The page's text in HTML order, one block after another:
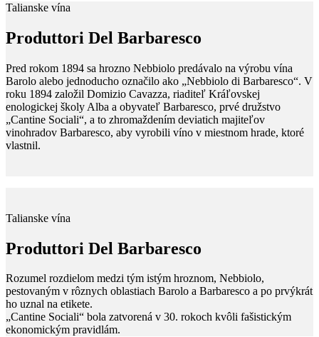
Talianske vína
Produttori Del Barbaresco
Pred rokom 1894 sa hrozno Nebbiolo predávalo na výrobu vína
Barolo alebo jednoducho označilo ako „Nebbiolo di Barbaresco“. V
roku 1894 založil Domizio Cavazza, riaditeľ Kráľovskej
enologickej školy Alba a obyvateľ Barbaresco, prvé družstvo
„Cantine Sociali“, a to zhromaždením deviatich majiteľov
vinohradov Barbaresco, aby vyrobili víno v miestnom hrade, ktoré
vlastnil.
Talianske vína
Produttori Del Barbaresco
Rozumel rozdielom medzi tým istým hroznom, Nebbiolo,
pestovaným v rôznych oblastiach Barolo a Barbaresco a po prvýkrát
ho uznal na etikete.
„Cantine Sociali“ bola zatvorená v 30. rokoch kvôli fašistickým
ekonomickým pravidlám.